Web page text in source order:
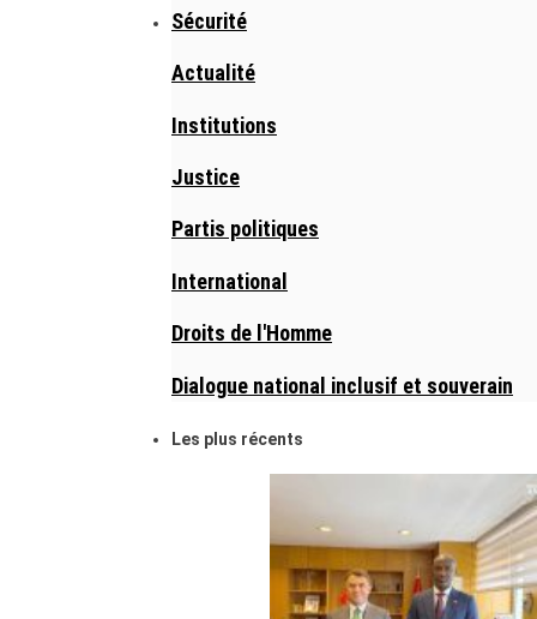
Sécurité
Actualité
Institutions
Justice
Partis politiques
International
Droits de l'Homme
Dialogue national inclusif et souverain
Les plus récents